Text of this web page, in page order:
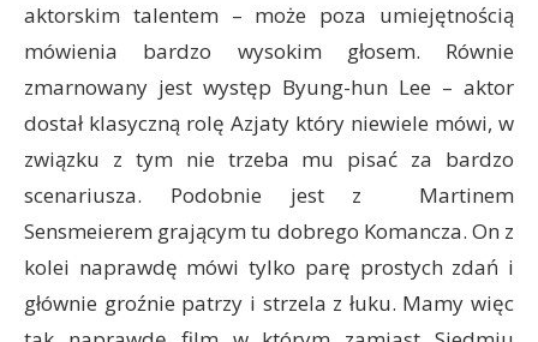
aktorskim talentem – może poza umiejętnością
mówienia bardzo wysokim głosem. Równie
zmarnowany jest występ Byung-hun Lee – aktor
dostał klasyczną rolę Azjaty który niewiele mówi, w
związku z tym nie trzeba mu pisać za bardzo
scenariusza. Podobnie jest z Martinem
Sensmeierem grającym tu dobrego Komancza. On z
kolei naprawdę mówi tylko parę prostych zdań i
głównie groźnie patrzy i strzela z łuku. Mamy więc